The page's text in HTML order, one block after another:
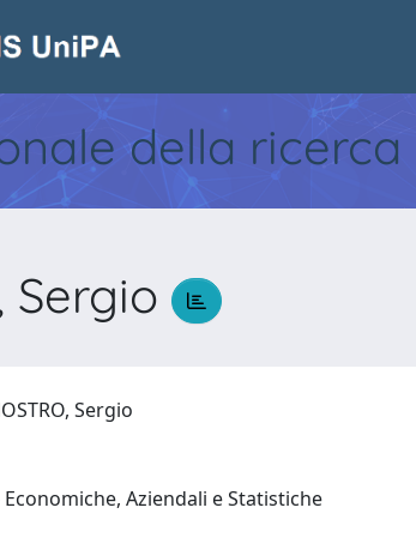
della
Sergio
Sergio
Economiche, Aziendali e Statistiche